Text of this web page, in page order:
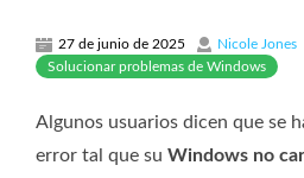
27 de junio de 2025
Nicole Jones
Solucionar problemas de Windows
Algunos usuarios dicen que se
error tal que su Windows no